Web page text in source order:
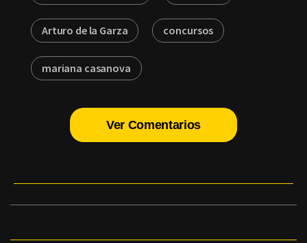
Arturo de la Garza concursos
mariana casanova
Ver Comentarios